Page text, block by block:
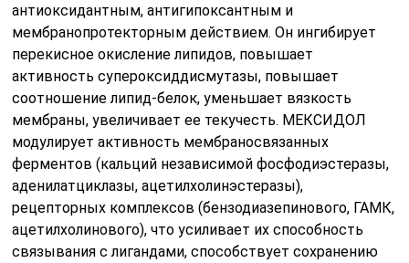
антиоксидантным, антигипоксантным и
мембранопротекторным действием. Он ингибирует
перекисное окисление липидов, повышает
активность супероксиддисмутазы, повышает
соотношение липид-белок, уменьшает вязкость
мембраны, увеличивает ее текучесть. МЕКСИДОЛ
модулирует активность мембраносвязанных
ферментов (кальций независимой фосфодиэстеразы,
аденилатциклазы, ацетилхолинэстеразы),
рецепторных комплексов (бензодиазепинового, ГАМК,
ацетилхолинового), что усиливает их способность
связывания с лигандами, способствует сохранению